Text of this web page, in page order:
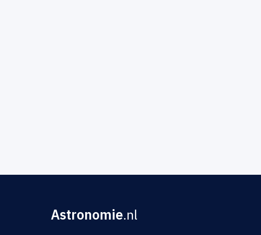
Astronomie.nl